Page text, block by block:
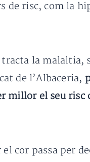
de risc, com la
la malaltia,
de l’Albaceria,
millor el seu risc
cor passa per